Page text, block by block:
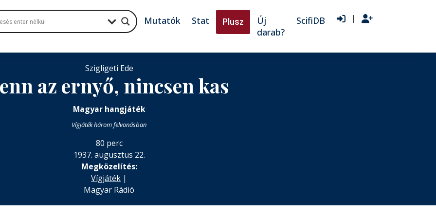
Mutatók Stat Plusz
Új
darab?
ScifiDB |
Szigligeti Ede
az ernyő, nincsen kas
Magyar hangjáték
Vígjáték három felvonásban
80 perc
1937. augusztus 22.
Megközelítés:
Vígjáték |
Magyar Rádió